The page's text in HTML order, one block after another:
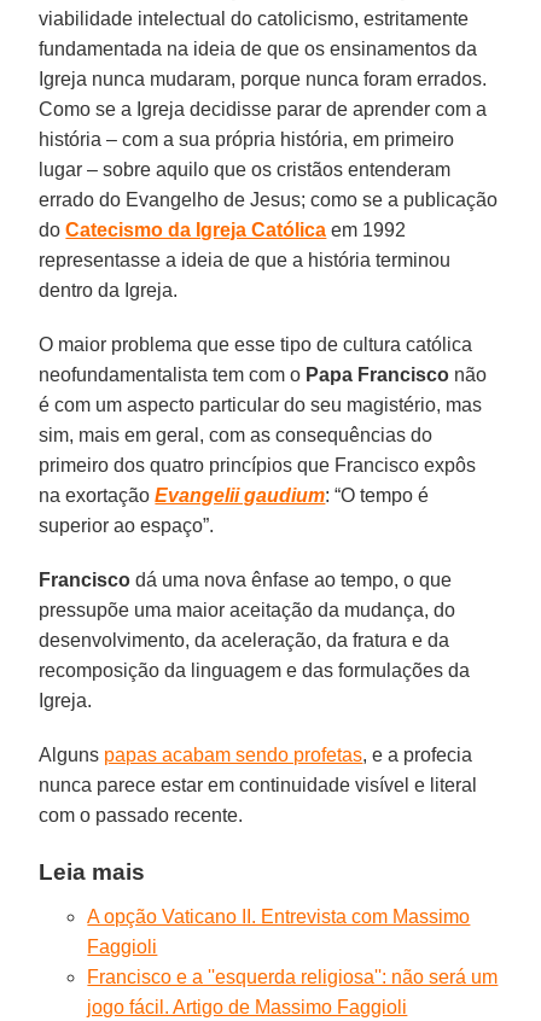
viabilidade intelectual do catolicismo, estritamente
fundamentada na ideia de que os ensinamentos da
Igreja nunca mudaram, porque nunca foram errados.
Como se a Igreja decidisse parar de aprender com a
história – com a sua própria história, em primeiro
lugar – sobre aquilo que os cristãos entenderam
errado do Evangelho de Jesus; como se a publicação
doCatecismo da Igreja Católica em 1992
representasse a ideia de que a história terminou
dentro da Igreja.
O maior problema que esse tipo de cultura católica
neofundamentalista tem com o Papa Francisco não
é com um aspecto particular do seu magistério, mas
sim, mais em geral, com as consequências do
primeiro dos quatro princípios que Francisco expôs
na exortaçãoEvangelii gaudium: “O tempo é
superior ao espaço”.
Francisco dá uma nova ênfase ao tempo, o que
pressupõe uma maior aceitação da mudança, do
desenvolvimento, da aceleração, da fratura e da
recomposição da linguagem e das formulações da
Igreja.
Alguns papas acabam sendo profetas, e a profecia
nunca parece estar em continuidade visível e literal
com o passado recente.
Leia mais
A opção Vaticano II. Entrevista com Massimo
Faggioli
Francisco e a ''esquerda religiosa'': não será um
jogo fácil. Artigo de Massimo Faggioli